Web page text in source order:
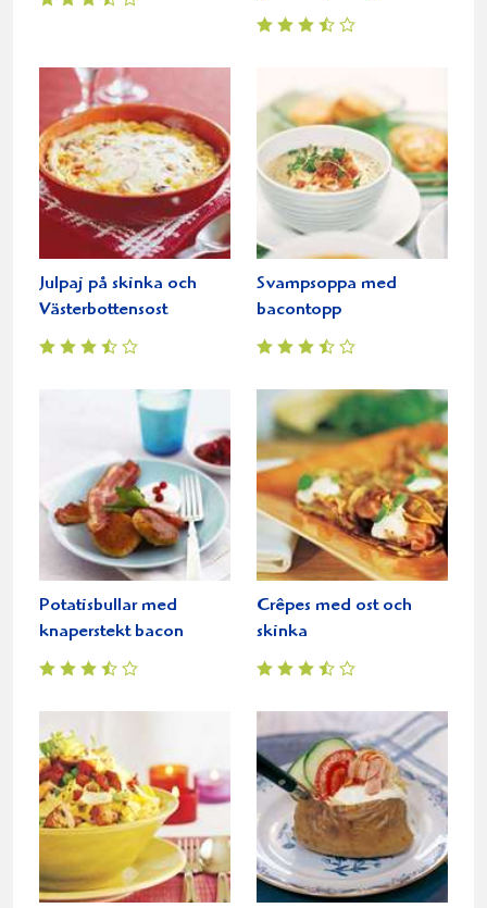
Julpaj på skinka och
Västerbottensost
Svampsoppa med
bacontopp
Potatisbullar med
knaperstekt bacon
Crêpes med ost och
skinka